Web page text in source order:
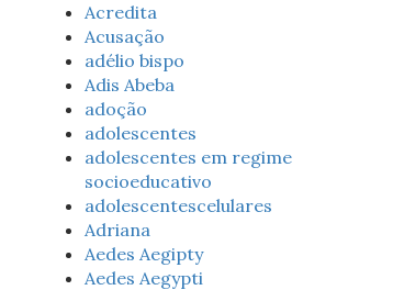
Acredita
Acusação
adélio bispo
Adis Abeba
adoção
adolescentes
adolescentes em regime
socioeducativo
adolescentescelulares
Adriana
Aedes Aegipty
Aedes Aegypti